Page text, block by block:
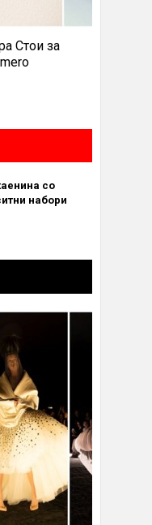
Стои за
со
набори